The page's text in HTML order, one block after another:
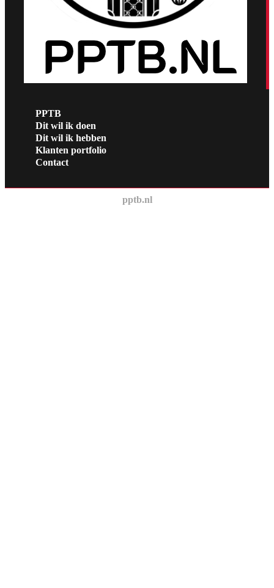
PPTB
Dit wil ik doen
Dit wil ik hebben
Klanten portfolio
Contact
pptb.nl